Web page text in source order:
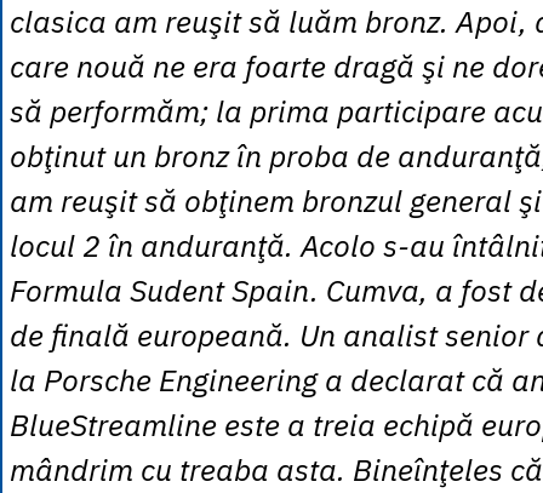
clasica am reuşit să luăm bronz. Apoi,
care nouă ne era foarte dragă şi ne
să performăm; la prima participare
obţinut un bronz în proba de
am reuşit să obţinem bronzul general
locul 2 în anduranţă. Acolo s-au
Formula Sudent Spain. Cumva, a fost
de finală europeană. Un analist senior
la Porsche Engineering a declarat că
BlueStreamline este a treia echipă
mândrim cu treaba asta. Bineînţeles